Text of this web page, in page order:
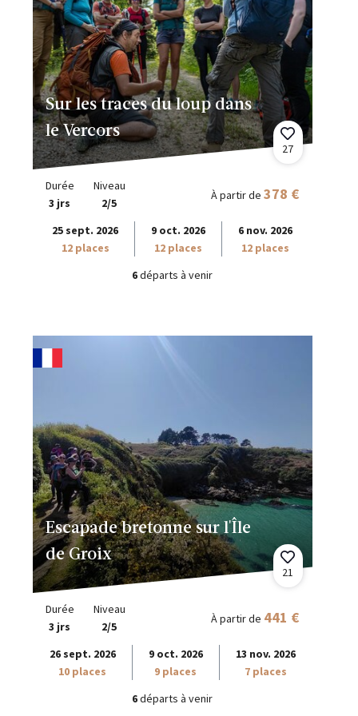
Sur les traces du loup dans
le Vercors
27
Durée
3 jrs
Niveau
2/5
À partir de 378 €
25 sept. 2026
12 places
9 oct. 2026
12 places
6 nov. 2026
12 places
6départs à venir
Escapade bretonne sur l'Île
de Groix
21
Durée
3 jrs
Niveau
2/5
À partir de 441 €
26 sept. 2026
10 places
9 oct. 2026
9 places
13 nov. 2026
7 places
6départs à venir